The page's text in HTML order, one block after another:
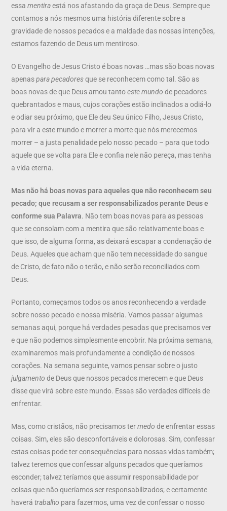
essamentiraestá nos afastando da graça de Deus. Sempre que
contamos a nós mesmos uma história diferente sobre a
gravidade de nossos pecados e a maldade das nossas intenções,
estamos fazendo de Deus um mentiroso.
O Evangelho de Jesus Cristo é boas novas …mas são boas novas
apenaspara pecadoresque se reconhecem como tal. São as
boas novas de que Deus amou tantoeste mundo de pecadores
quebrantados e maus, cujos corações estão inclinados a odiá-lo
e odiar seu próximo, que Ele deu Seu único Filho, Jesus Cristo,
para vir a este mundo e morrer a morte que nós merecemos
morrer – a justa penalidade pelo nosso pecado – para que todo
aquele que se volta para Ele e confia nele não pereça, mas tenha
a vida eterna.
Mas não há boas novas para aqueles que não reconhecem seu
pecado; que recusam a ser responsabilizados perante Deus e
conforme sua Palavra. Não tem boas novas para as pessoas
que se consolam com a mentira que são relativamente boas e
que isso, de alguma forma, as deixará escapar a condenação de
Deus. Aqueles que acham que não tem necessidade do sangue
de Cristo, de fato não o terão, e não serão reconciliados com
Deus.
Portanto, começamos todos os anos reconhecendo a verdade
sobre nosso pecado e nossa miséria. Vamos passar algumas
semanas aqui, porque há verdades pesadas que precisamos ver
e que não podemos simplesmente encobrir. Na próxima semana,
examinaremos mais profundamente a condição de nossos
corações. Na semana seguinte, vamos pensar sobre o justo
julgamento de Deus que nossos pecados merecem e que Deus
disse que virá sobre este mundo. Essas são verdades difíceis de
enfrentar.
Mas, como cristãos, não precisamos termedo de enfrentar essas
coisas. Sim, eles são desconfortáveis ​​e dolorosas. Sim, confessar
estas coisas pode ter consequências para nossas vidas também;
talvez teremos que confessar alguns pecados que queríamos
esconder; talvez teríamos que assumir responsabilidade por
coisas que não queríamos ser responsabilizados; e certamente
haverátrabalho para fazermos, uma vez de confessar o nosso